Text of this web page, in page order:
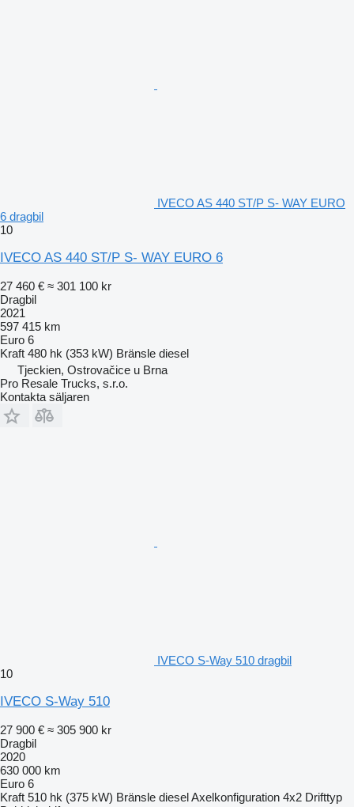
IVECO AS 440 ST/P S- WAY EURO
6 dragbil
10
IVECO AS 440 ST/P S- WAY EURO 6
27 460 € ≈ 301 100 kr
Dragbil
2021
597 415 km
Euro 6
Kraft 480 hk (353 kW) Bränsle diesel
Tjeckien, Ostrovačice u Brna
Pro Resale Trucks, s.r.o.
Kontakta säljaren
IVECO S-Way 510 dragbil
10
IVECO S-Way 510
27 900 € ≈ 305 900 kr
Dragbil
2020
630 000 km
Euro 6
Kraft 510 hk (375 kW) Bränsle dieselAxelkonfiguration 4x2 Drifttyp